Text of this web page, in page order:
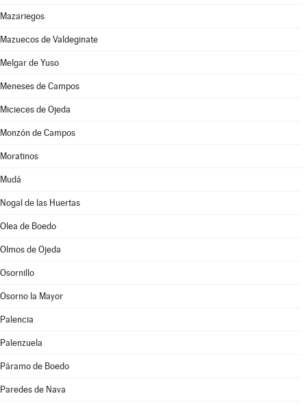
Mazariegos
Mazuecos de Valdeginate
Melgar de Yuso
Meneses de Campos
Micieces de Ojeda
Monzón de Campos
Moratinos
Mudá
Nogal de las Huertas
Olea de Boedo
Olmos de Ojeda
Osornillo
Osorno la Mayor
Palencia
Palenzuela
Páramo de Boedo
Paredes de Nava